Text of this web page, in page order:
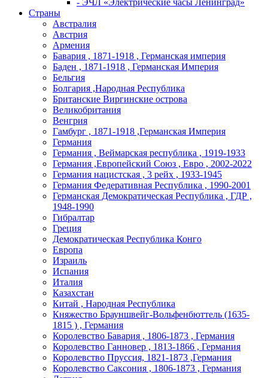
- ЭЧЛ «Электрические часы Ленинград»
Страны
Австралия
Австрия
Армения
Бавария , 1871-1918 , Германская империя
Баден , 1871-1918 , Германская Империя
Бельгия
Болгария ,Народная Республика
Британские Виргинские острова
Великобритания
Венгрия
Гамбург , 1871-1918 ,Германская Империя
Германия
Германия , Веймарская республика , 1919-1933
Германия ,Европейский Союз , Евро , 2002-2022
Германия нацистская , 3 рейх , 1933-1945
Германия Федеративная Республика , 1990-2001
Германская Демократическая Республика , ГДР ,
1948-1990
Гибралтар
Греция
Демократическая Республика Конго
Европа
Израиль
Испания
Италия
Казахстан
Китай , Народная Республика
Княжество Брауншвейг-Вольфенбюттель (1635-
1815 ) , Германия
Королевство Бавария , 1806-1873 , Германия
Королевство Ганновер , 1813-1866 , Германия
Королевство Пруссия, 1821-1873 ,Германия
Королевство Саксония , 1806-1873 , Германия